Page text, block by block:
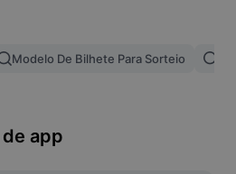
Modelo De Bilhete Para Sorteio
app